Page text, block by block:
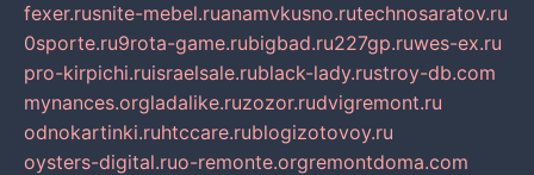
fexer.rusnite-mebel.ruanamvkusno.rutechnosaratov.ru
0sporte.ru9rota-game.rubigbad.ru227gp.ruwes-ex.ru
pro-kirpichi.ruisraelsale.rublack-lady.rustroy-db.com
mynances.orgladalike.ruzozor.rudvigremont.ru
odnokartinki.ruhtccare.rublogizotovoy.ru
oysters-digital.ruo-remonte.orgremontdoma.com